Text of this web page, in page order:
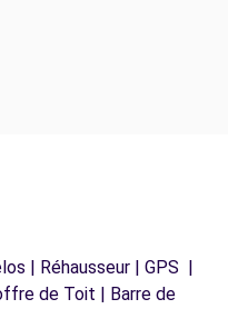
| Réhausseur | GPS |
de Toit | Barre de